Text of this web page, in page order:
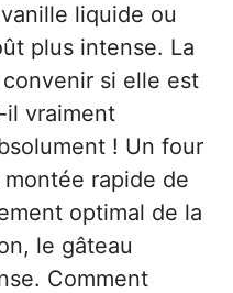
liquide ou
plus intense. La
si elle est
il vraiment
! Un four
rapide de
optimal de la
le gâteau
Comment